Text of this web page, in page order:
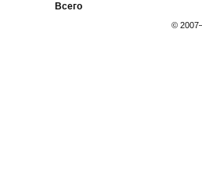
Всего
©